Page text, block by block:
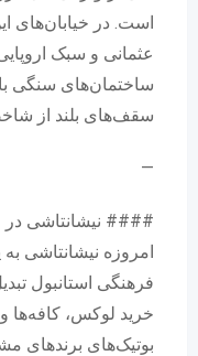
است. در خیابان‌های
عثمانی و سبک
ساختمان‌های سنگی با
سقف‌های بلند از
—
#### نیشانتاشی
امروزه نیشانتاشی
فرهنگی استانبول
خرید لوکس، کافه‌ها
بوتیک‌های برندهای